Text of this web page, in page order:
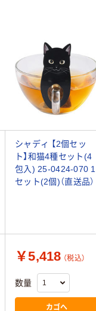
シャディ 【2個セッ
ト】和猫4種セット(4
包入) 25-0424-070 1
セット(2個)（直送品）
￥5,418 （税込）
数量
カゴへ